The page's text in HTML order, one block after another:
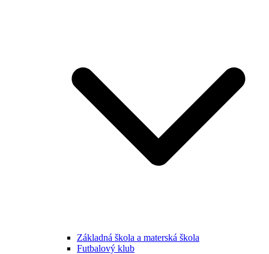
Základná škola a materská škola
Futbalový klub